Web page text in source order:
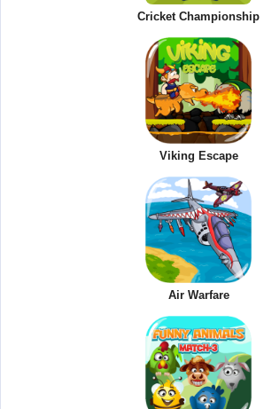
Cricket Championship
Viking Escape
Air Warfare